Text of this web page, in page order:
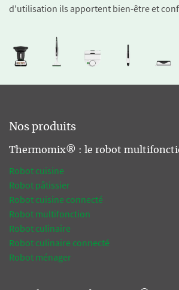
d'utilisation ils apportent bien-être et
Nos produits
Thermomix® : le robot
Robot cuisine
Robot pâtissier
Robot cuisine connecté
Robot multifonction
Robot culinaire
Robot culinaire connecté
Robot ménager